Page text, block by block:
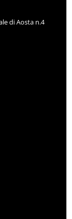
di Aosta n.4